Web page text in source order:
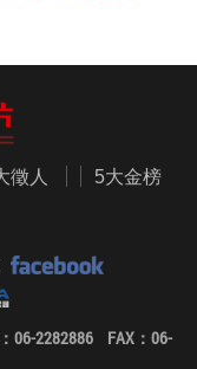
徵人
5大金榜
06-2282886 FAX：06-